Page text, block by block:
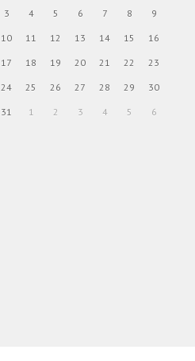
3 4 5 6 7 8 9
10 11 12 13 14 15 16
17 18 19 20 21 22 23
24 25 26 27 28 29 30
31 1 2 3 4 5 6